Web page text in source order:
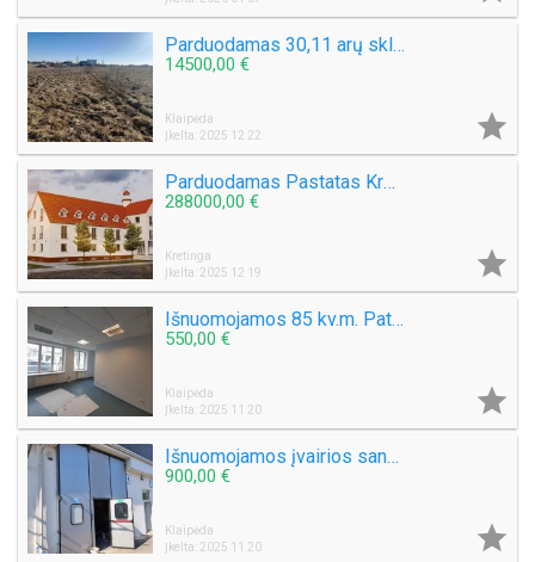
Parduodamas 30,11 arų sklypą Šlapšilės km, Žiburių g. 25. Klaipėdos raj.
14500,00 €
Klaipėda
Įkelta: 2025 12 22

Parduodamas Pastatas Kretingos raj. Kurmaičių k. Mokyklos g. Yra Statybų Leidimas
288000,00 €
Kretinga
Įkelta: 2025 12 19

Išnuomojamos 85 kv.m. Patalpos miesto centre Vytauto g.
550,00 €
Klaipėda
Įkelta: 2025 11 20

Išnuomojamos įvairios sandėliavimo, gamybinės patalpos Klaipėdoje
900,00 €
Klaipėda
Įkelta: 2025 11 20
